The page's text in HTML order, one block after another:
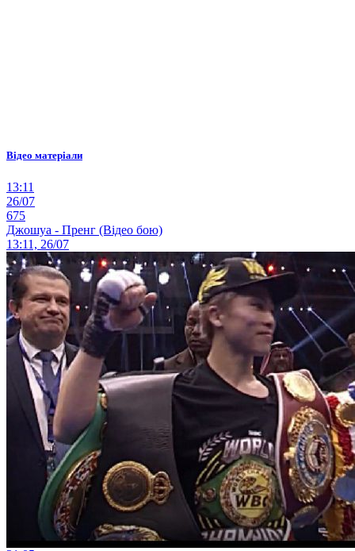
Відео матеріали
13:11
26/07
675
Джошуа - Пренг (Відео бою)
13:11, 26/07